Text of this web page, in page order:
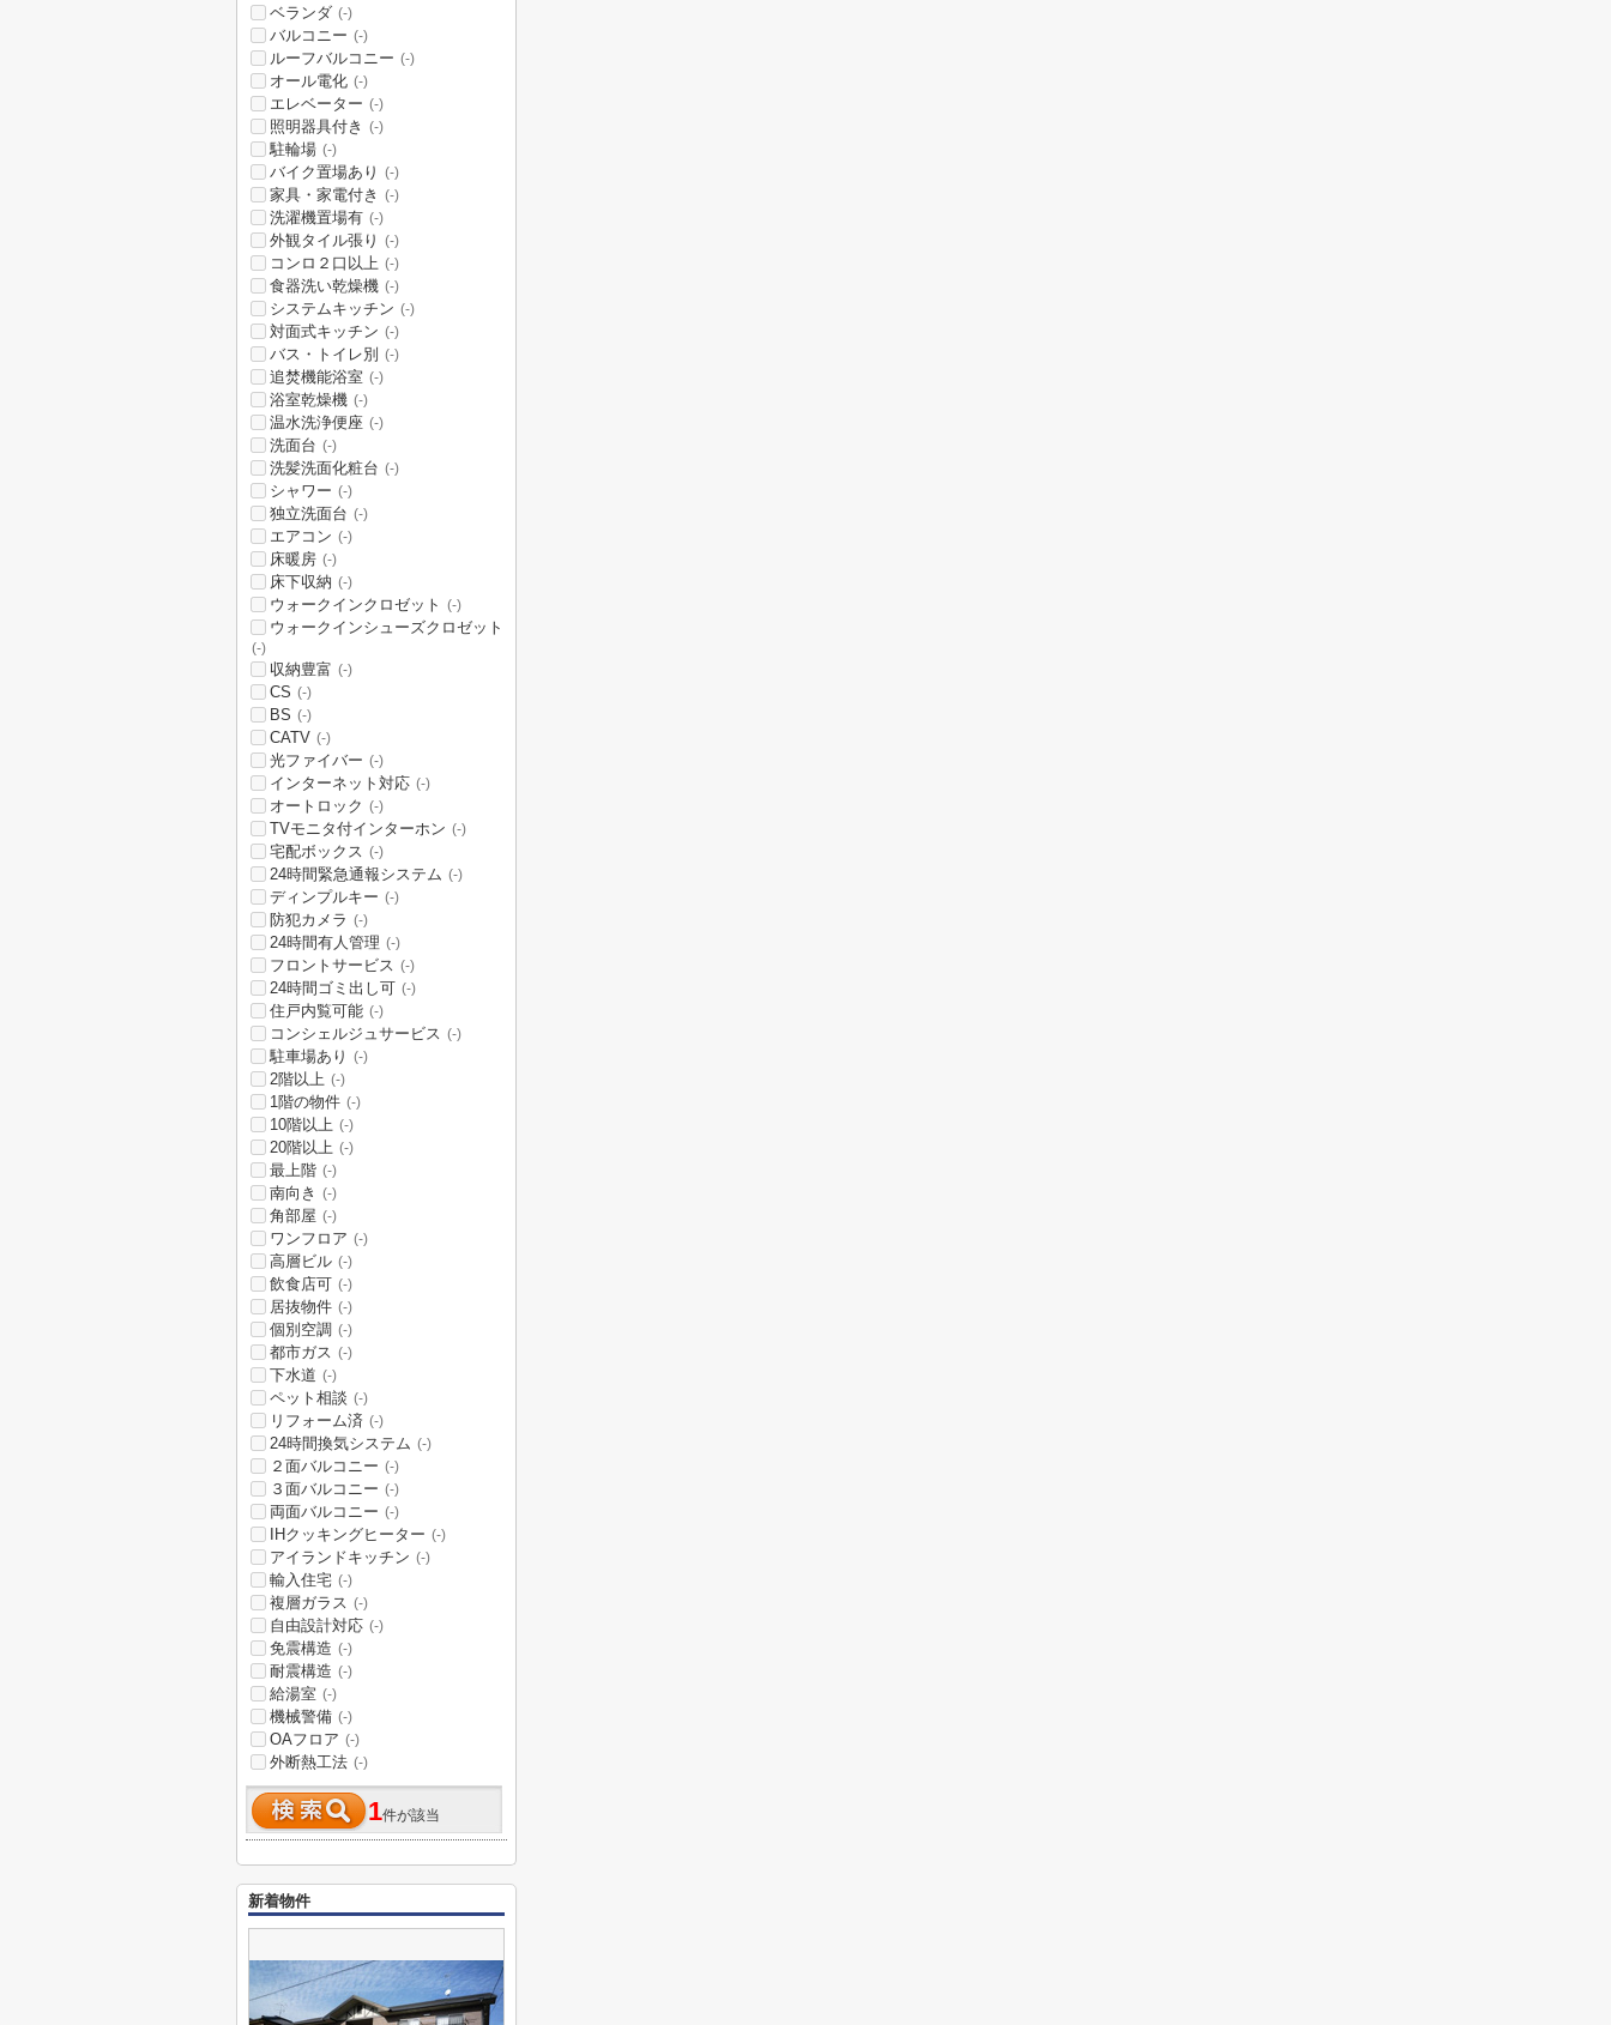
ベランダ (-)
バルコニー (-)
ルーフバルコニー (-)
オール電化 (-)
エレベーター (-)
照明器具付き (-)
駐輪場 (-)
バイク置場あり (-)
家具・家電付き (-)
洗濯機置場有 (-)
外観タイル張り (-)
コンロ２口以上 (-)
食器洗い乾燥機 (-)
システムキッチン (-)
対面式キッチン (-)
バス・トイレ別 (-)
追焚機能浴室 (-)
浴室乾燥機 (-)
温水洗浄便座 (-)
洗面台 (-)
洗髪洗面化粧台 (-)
シャワー (-)
独立洗面台 (-)
エアコン (-)
床暖房 (-)
床下収納 (-)
ウォークインクロゼット (-)
ウォークインシューズクロゼット
(-)
収納豊富 (-)
CS (-)
BS (-)
CATV (-)
光ファイバー (-)
インターネット対応 (-)
オートロック (-)
TVモニタ付インターホン (-)
宅配ボックス (-)
24時間緊急通報システム (-)
ディンプルキー (-)
防犯カメラ (-)
24時間有人管理 (-)
フロントサービス (-)
24時間ゴミ出し可 (-)
住戸内覧可能 (-)
コンシェルジュサービス (-)
駐車場あり (-)
2階以上 (-)
1階の物件 (-)
10階以上 (-)
20階以上 (-)
最上階 (-)
南向き (-)
角部屋 (-)
ワンフロア (-)
高層ビル (-)
飲食店可 (-)
居抜物件 (-)
個別空調 (-)
都市ガス (-)
下水道 (-)
ペット相談 (-)
リフォーム済 (-)
24時間換気システム (-)
２面バルコニー (-)
３面バルコニー (-)
両面バルコニー (-)
IHクッキングヒーター (-)
アイランドキッチン (-)
輸入住宅 (-)
複層ガラス (-)
自由設計対応 (-)
免震構造 (-)
耐震構造 (-)
給湯室 (-)
機械警備 (-)
OAフロア (-)
外断熱工法 (-)
1件が該当
新着物件